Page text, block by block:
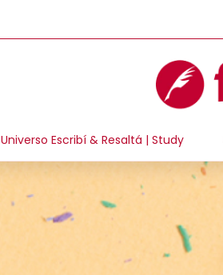
Universo Escribí & Resaltá | Study